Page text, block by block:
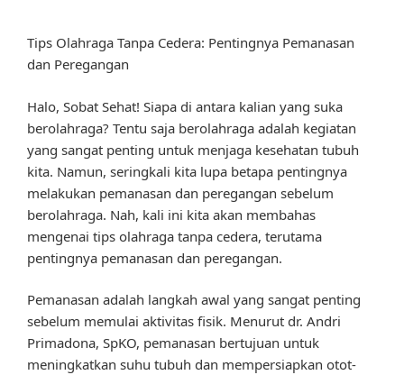
Tips Olahraga Tanpa Cedera: Pentingnya Pemanasan
dan Peregangan
Halo, Sobat Sehat! Siapa di antara kalian yang suka
berolahraga? Tentu saja berolahraga adalah kegiatan
yang sangat penting untuk menjaga kesehatan tubuh
kita. Namun, seringkali kita lupa betapa pentingnya
melakukan pemanasan dan peregangan sebelum
berolahraga. Nah, kali ini kita akan membahas
mengenai tips olahraga tanpa cedera, terutama
pentingnya pemanasan dan peregangan.
Pemanasan adalah langkah awal yang sangat penting
sebelum memulai aktivitas fisik. Menurut dr. Andri
Primadona, SpKO, pemanasan bertujuan untuk
meningkatkan suhu tubuh dan mempersiapkan otot-